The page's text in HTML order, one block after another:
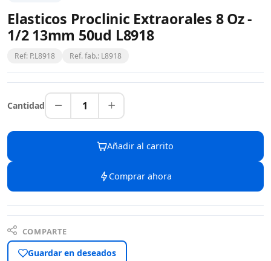
Elasticos Proclinic Extraorales 8 Oz -
1/2 13mm 50ud L8918
Ref: P.L8918 Ref. fab.: L8918
Cantidad 1
Añadir al carrito
Comprar ahora
COMPARTE
Guardar en deseados